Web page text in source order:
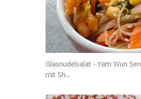
Glasnudelsalat - Yam Wun Sen
mit Sh...